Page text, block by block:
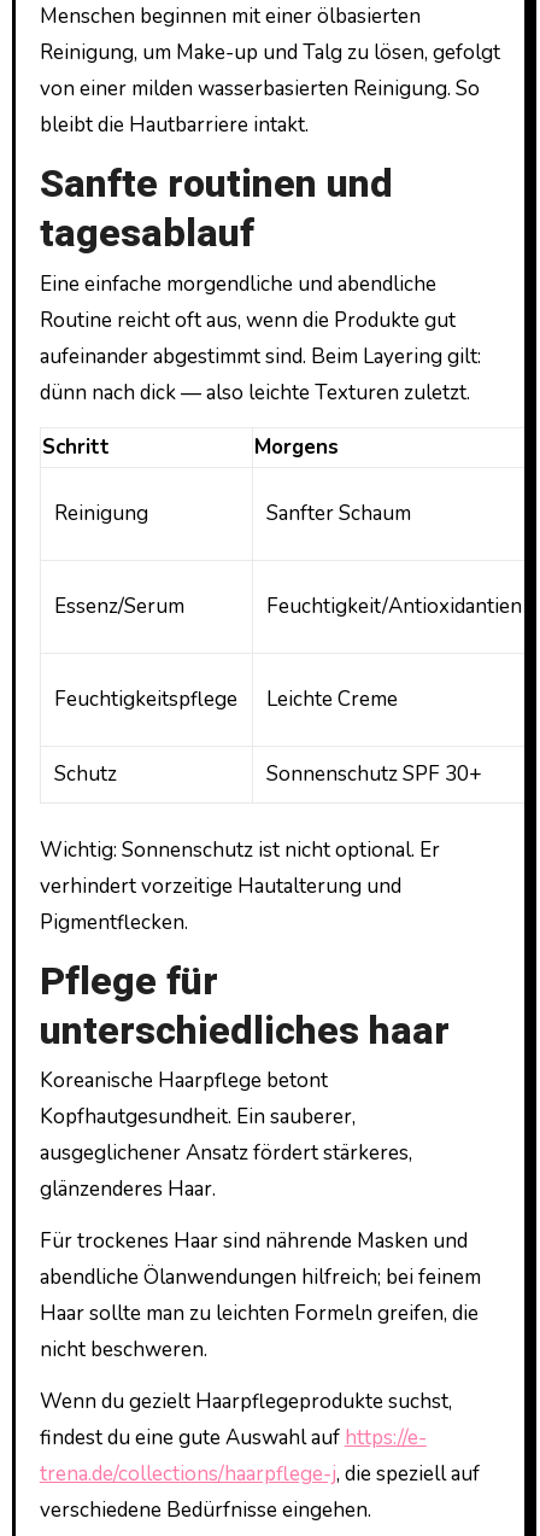
Menschen beginnen mit einer ölbasierten
Reinigung, um Make-up und Talg zu lösen, gefolgt
von einer milden wasserbasierten Reinigung. So
bleibt die Hautbarriere intakt.
Sanfte routinen und
tagesablauf
Eine einfache morgendliche und abendliche
Routine reicht oft aus, wenn die Produkte gut
aufeinander abgestimmt sind. Beim Layering gilt:
dünn nach dick — also leichte Texturen zuletzt.
Schritt
Morgens
Reinigung Sanfter Schaum
Essenz/Serum Feuchtigkeit/Antioxidantien
Feuchtigkeitspflege Leichte Creme
Schutz Sonnenschutz SPF 30+
Wichtig: Sonnenschutz ist nicht optional. Er
verhindert vorzeitige Hautalterung und
Pigmentflecken.
Pflege für
unterschiedliches haar
Koreanische Haarpflege betont
Kopfhautgesundheit. Ein sauberer,
ausgeglichener Ansatz fördert stärkeres,
glänzenderes Haar.
Für trockenes Haar sind nährende Masken und
abendliche Ölanwendungen hilfreich; bei feinem
Haar sollte man zu leichten Formeln greifen, die
nicht beschweren.
Wenn du gezielt Haarpflegeprodukte suchst,
findest du eine gute Auswahl auf https://e-
trena.de/collections/haarpflege-j, die speziell auf
verschiedene Bedürfnisse eingehen.